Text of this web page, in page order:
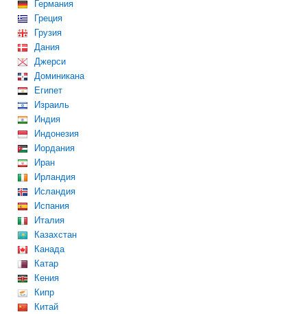
Германия
Греция
Грузия
Дания
Джерси
Доминикана
Египет
Израиль
Индия
Индонезия
Иордания
Иран
Ирландия
Исландия
Испания
Италия
Казахстан
Канада
Катар
Кения
Кипр
Китай